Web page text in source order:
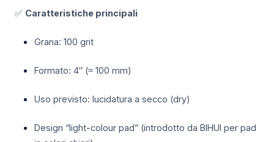
✅ Caratteristiche principali
Grana: 100 grit
Formato: 4″ (≈ 100 mm)
Uso previsto: lucidatura a secco (dry)
Design “light-colour pad” (introdotto da BIHUI per pad